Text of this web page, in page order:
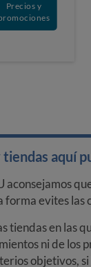
Precios y
aquí
evites las
en las
ni de los
objetivos,